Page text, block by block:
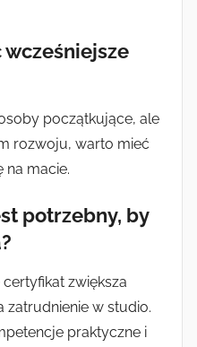
wcześniejsze
początkujące, ale
rozwoju, warto mieć
na macie.
potrzebny, by
zwiększa
zatrudnienie w studio.
praktyczne i